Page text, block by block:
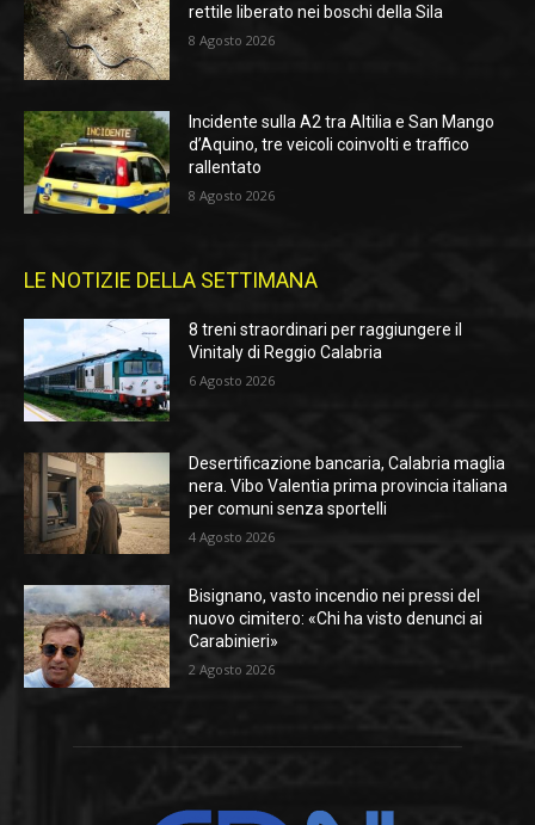
rettile liberato nei boschi della Sila
8 Agosto 2026
Incidente sulla A2 tra Altilia e San Mango
d’Aquino, tre veicoli coinvolti e traffico
rallentato
8 Agosto 2026
LE NOTIZIE DELLA SETTIMANA
8 treni straordinari per raggiungere il
Vinitaly di Reggio Calabria
6 Agosto 2026
Desertificazione bancaria, Calabria maglia
nera. Vibo Valentia prima provincia italiana
per comuni senza sportelli
4 Agosto 2026
Bisignano, vasto incendio nei pressi del
nuovo cimitero: «Chi ha visto denunci ai
Carabinieri»
2 Agosto 2026